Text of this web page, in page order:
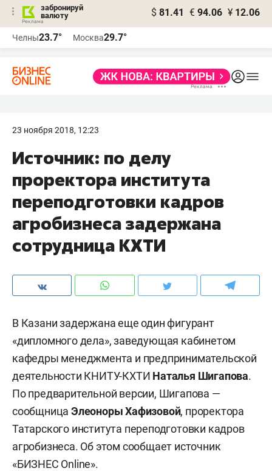
забронируй
валюту
$ 81.41 € 94.06 ¥ 12.06
Челны23.7° Москва29.7°
23 ноября 2018, 12:23
​Источник: по делу
проректора института
переподготовки кадров
агробизнеса задержана
сотрудница КХТИ
В Казани задержана еще один фигурант
«дипломного дела», заведующая кабинетом
кафедры менеджмента и предпринимательской
деятельности КНИТУ-КХТИ Наталья Шигапова.
По предварительной версии, Шигапова —
сообщницаЭлеоноры Хафизовой, проректора
Татарского института переподготовки кадров
агробизнеса. Об этом сообщает источник
«БИЗНЕС Online».